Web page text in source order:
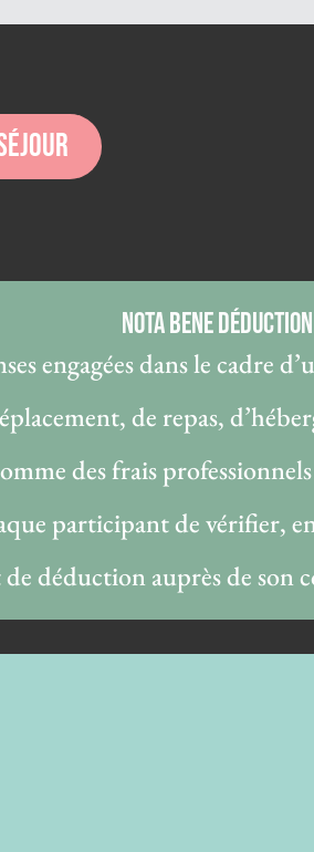
NOTA BENE
engagées dans le cadre
de repas,
des frais
participant de vérifier,
déduction auprès de